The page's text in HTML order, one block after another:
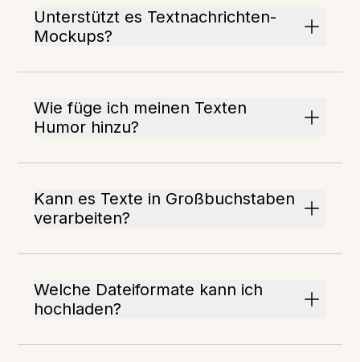
Unterstützt es Textnachrichten-
Mockups?
Wie füge ich meinen Texten
Humor hinzu?
Kann es Texte in Großbuchstaben
verarbeiten?
Welche Dateiformate kann ich
hochladen?